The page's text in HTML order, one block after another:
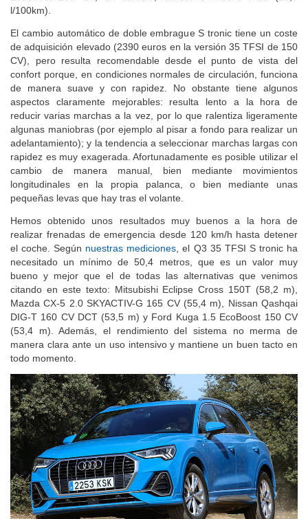
l/100km).
El cambio automático de doble embrague S tronic tiene un coste
de adquisición elevado (2390 euros en la versión 35 TFSI de 150
CV), pero resulta recomendable desde el punto de vista del
confort porque, en condiciones normales de circulación, funciona
de manera suave y con rapidez. No obstante tiene algunos
aspectos claramente mejorables: resulta lento a la hora de
reducir varias marchas a la vez, por lo que ralentiza ligeramente
algunas maniobras (por ejemplo al pisar a fondo para realizar un
adelantamiento); y la tendencia a seleccionar marchas largas con
rapidez es muy exagerada. Afortunadamente es posible utilizar el
cambio de manera manual, bien mediante movimientos
longitudinales en la propia palanca, o bien mediante unas
pequeñas levas que hay tras el volante.
Hemos obtenido unos resultados muy buenos a la hora de
realizar frenadas de emergencia desde 120 km/h hasta detener
el coche. Según nuestras mediciones , el Q3 35 TFSI S tronic ha
necesitado un mínimo de 50,4 metros, que es un valor muy
bueno y mejor que el de todas las alternativas que venimos
citando en este texto: Mitsubishi Eclipse Cross 150T (58,2 m),
Mazda CX-5 2.0 SKYACTIV-G 165 CV (55,4 m), Nissan Qashqai
DIG-T 160 CV DCT (53,5 m) y Ford Kuga 1.5 EcoBoost 150 CV
(53,4 m). Además, el rendimiento del sistema no merma de
manera clara ante un uso intensivo y mantiene un buen tacto en
todo momento.